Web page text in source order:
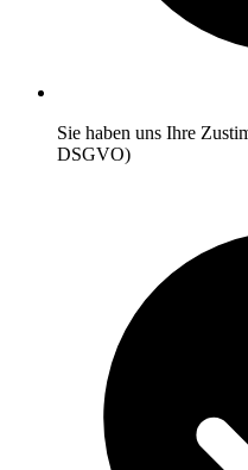
Sie haben uns Ihre
DSGVO)